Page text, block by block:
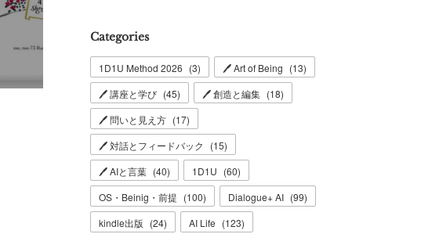
Categories
1D1U Method 2026 (3) 🖊 Art of Being (13)
🖊 講座と学び (45) 🖊 創造と編集 (18)
🖊 問いと見え方 (17)
🖊 対話とフィードバック
(15)
🖊 AIと言葉 (40) 1D1U (60)
OS・Beinig・前提 (100) Dialogue+ AI (99)
kindle出版 (24) AI Life (123)